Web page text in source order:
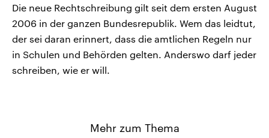
Die neue Rechtschreibung gilt seit dem ersten August
2006 in der ganzen Bundesrepublik. Wem das leidtut,
der sei daran erinnert, dass die amtlichen Regeln nur
in Schulen und Behörden gelten. Anderswo darf jeder
schreiben, wie er will.
Mehr zum Thema